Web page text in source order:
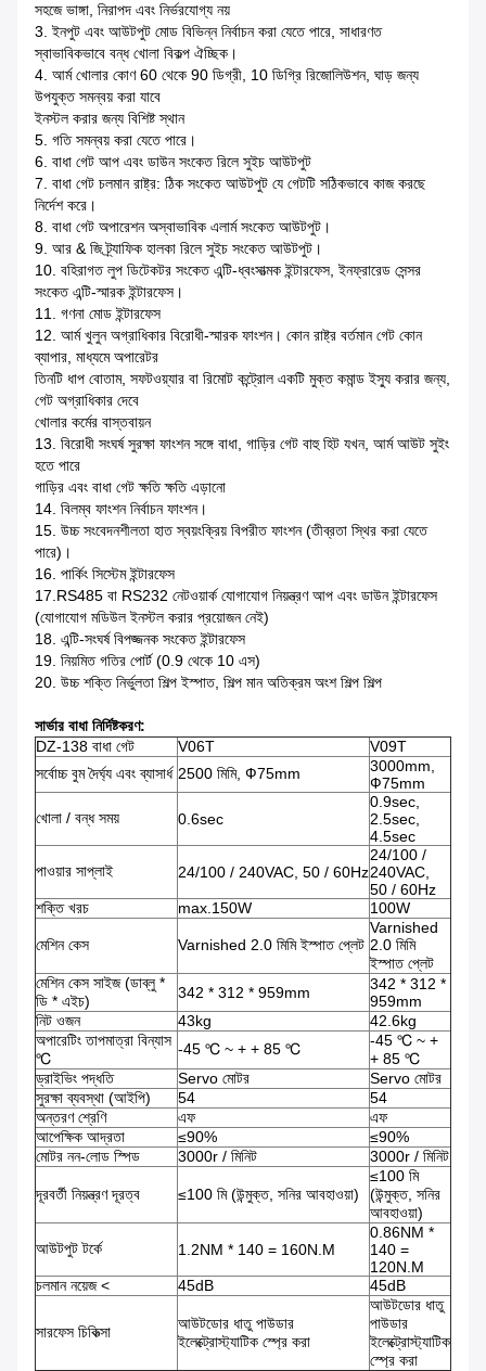
সহজে ভাঙ্গা, নিরাপদ এবং নির্ভরযোগ্য নয়
3. ইনপুট এবং আউটপুট মোড বিভিন্ন নির্বাচন করা যেতে পারে, সাধারণত
স্বাভাবিকভাবে বন্ধ খোলা বিকল্প ঐচ্ছিক।
4. আর্ম খোলার কোণ 60 থেকে 90 ডিগ্রী, 10 ডিগ্রি রিজোলিউশন, ঘাড় জন্য
উপযুক্ত সমন্বয় করা যাবে
ইনস্টল করার জন্য বিশিষ্ট স্থান
5. গতি সমন্বয় করা যেতে পারে।
6. বাধা গেট আপ এবং ডাউন সংকেত রিলে সুইচ আউটপুট
7. বাধা গেট চলমান রাষ্ট্র: ঠিক সংকেত আউটপুট যে গেটটি সঠিকভাবে কাজ করছে
নির্দেশ করে।
8. বাধা গেট অপারেশন অস্বাভাবিক এলার্ম সংকেত আউটপুট।
9. আর & জি ট্র্যাফিক হালকা রিলে সুইচ সংকেত আউটপুট।
10. বহিরাগত লুপ ডিটেকটর সংকেত এন্টি-ধ্বংসাত্মক ইন্টারফেস, ইনফ্রারেড সেন্সর
সংকেত এন্টি-স্মারক ইন্টারফেস।
11. গণনা মোড ইন্টারফেস
12. আর্ম খুলুন অগ্রাধিকার বিরোধী-স্মারক ফাংশন। কোন রাষ্ট্র বর্তমান গেট কোন
ব্যাপার, মাধ্যমে অপারেটর
তিনটি ধাপ বোতাম, সফটওয়্যার বা রিমোট কন্ট্রোল একটি মুক্ত কমান্ড ইস্যু করার জন্য,
গেট অগ্রাধিকার দেবে
খোলার কর্মের বাস্তবায়ন
13. বিরোধী সংঘর্ষ সুরক্ষা ফাংশন সঙ্গে বাধা, গাড়ির গেট বাহু হিট যখন, আর্ম আউট সুইং
হতে পারে
গাড়ির এবং বাধা গেট ক্ষতি ক্ষতি এড়ানো
14. বিলম্ব ফাংশন নির্বাচন ফাংশন।
15. উচ্চ সংবেদনশীলতা হাত স্বয়ংক্রিয় বিপরীত ফাংশন (তীব্রতা স্থির করা যেতে
পারে)।
16. পার্কিং সিস্টেম ইন্টারফেস
17.RS485 বা RS232 নেটওয়ার্ক যোগাযোগ নিয়ন্ত্রণ আপ এবং ডাউন ইন্টারফেস
(যোগাযোগ মডিউল ইনস্টল করার প্রয়োজন নেই)
18. এন্টি-সংঘর্ষ বিপজ্জনক সংকেত ইন্টারফেস
19. নিয়মিত গতির পোর্ট (0.9 থেকে 10 এস)
20. উচ্চ শক্তি নির্ভুলতা শিল্প ইস্পাত, শিল্প মান অতিক্রম অংশ শিল্প শিল্প
সার্ভার বাধা নির্দিষ্টকরণ:
DZ-138 বাধা গেট
V06T
V09T
সর্বোচ্চ বুম দৈর্ঘ্য এবং ব্যাসার্ধ 2500 মিমি, Ф75mm
3000mm,
Ф75mm
খোলা / বন্ধ সময়
0.6sec
0.9sec,
2.5sec,
4.5sec
পাওয়ার সাপ্লাই
24/100 / 240VAC, 50 / 60Hz
24/100 /
240VAC,
50 / 60Hz
শক্তি খরচ
max.150W 100W
মেশিন কেস Varnished 2.0 মিমি ইস্পাত প্লেট
Varnished
2.0 মিমি
ইস্পাত প্লেট
মেশিন কেস সাইজ (ডাব্লু *
ডি * এইচ)
342 * 312 * 959mm
342 * 312 *
959mm
নিট ওজন
43kg
42.6kg
অপারেটিং তাপমাত্রা বিন্যাস
℃
-45 ℃ ~ + + 85 ℃
-45 ℃ ~ +
+ 85 ℃
ড্রাইভিং পদ্ধতি
Servo মোটর
Servo মোটর
সুরক্ষা ব্যবস্থা (আইপি)
54
54
অন্তরণ শ্রেণি
এফ
এফ
আপেক্ষিক আদ্রতা
≤90%
≤90%
মোটর নন-লোড স্পিড
3000r / মিনিট 3000r / মিনিট
দূরবর্তী নিয়ন্ত্রণ দূরত্ব ≤100 মি (উন্মুক্ত, সনির আবহাওয়া)
≤100 মি
(উন্মুক্ত, সনির
আবহাওয়া)
আউটপুট টর্কে 1.2NM * 140 = 160N.M
0.86NM *
140 =
120N.M
চলমান নয়েজ <
45dB 45dB
সারফেস চিকিত্সা
আউটডোর ধাতু পাউডার
ইলেক্ট্রোস্ট্যাটিক স্প্রে করা
আউটডোর ধাতু
পাউডার
ইলেক্ট্রোস্ট্যাটিক
স্প্রে করা